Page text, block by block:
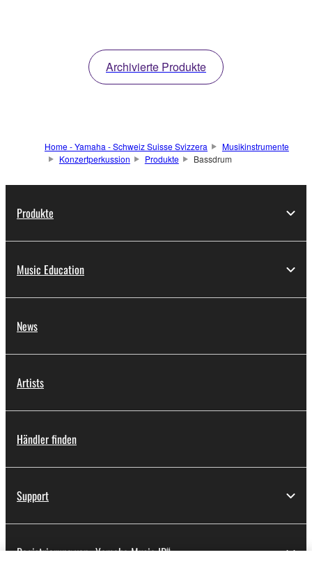
Archivierte Produkte
Home - Yamaha - Schweiz Suisse Svizzera
Musikinstrumente
Konzertperkussion
Produkte Bassdrum
Produkte
Music Education
News
Artists
Händler finden
Support
Registrierung von „Yamaha Music ID“